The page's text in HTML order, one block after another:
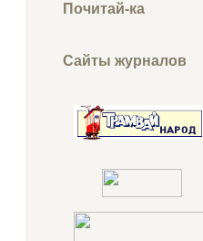
Почитай-ка
Сайты журналов